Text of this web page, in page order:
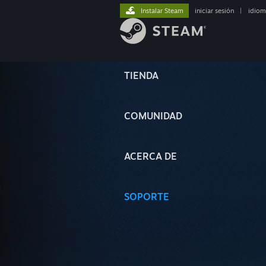
TIENDA
COMUNIDAD
ACERCA DE
SOPORTE
Instalar Steam iniciar sesión